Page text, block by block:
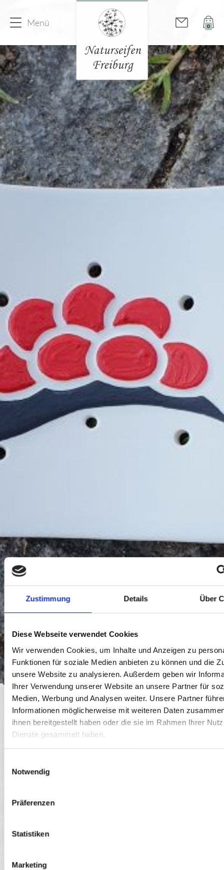
Zustimmung Details Über
Diese Webseite verwendet Cookies
Wir verwenden Cookies, um Inhalte und Anzeigen zu
Funktionen für soziale Medien anbieten zu können und die
unsere Website zu analysieren. Außerdem geben wir
Ihrer Verwendung unserer Website an unsere Partner für
Medien, Werbung und Analysen weiter. Unsere Partner
Informationen möglicherweise mit weiteren Daten
ihnen bereitgestellt haben oder die sie im Rahmen Ihrer
Dienste gesammelt haben.
Notwendig
Präferenzen
Statistiken
Marketing
Menü 0
Seifenschale
Jedes unserer Seifenstücke ist ein Unikat. Es kann
daher in Form, Farbe oder Größe unterschiedlich sein.
Schwarzwald